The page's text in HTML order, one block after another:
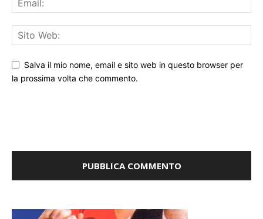
Salva il mio nome, email e sito web in questo browser per
la prossima volta che commento.